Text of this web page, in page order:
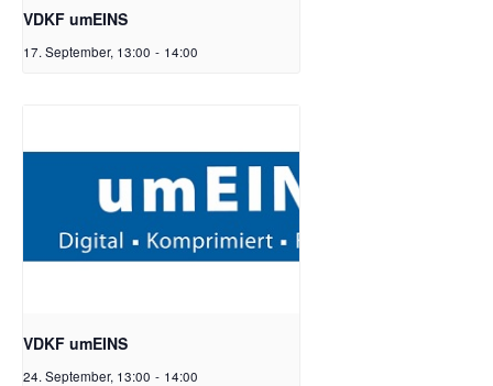
VDKF umEINS
17. September, 13:00 - 14:00
VDKF umEINS
24. September, 13:00 - 14:00